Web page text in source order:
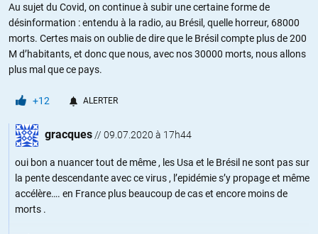
Au sujet du Covid, on continue à subir une certaine forme de
désinformation : entendu à la radio, au Brésil, quelle horreur, 68000
morts. Certes mais on oublie de dire que le Brésil compte plus de 200
M d’habitants, et donc que nous, avec nos 30000 morts, nous allons
plus mal que ce pays.
+12 ALERTER
gracques // 09.07.2020 à 17h44
oui bon a nuancer tout de même , les Usa et le Brésil ne sont pas sur
la pente descendante avec ce virus , l’epidémie s’y propage et même
accélère…. en France plus beaucoup de cas et encore moins de
morts .